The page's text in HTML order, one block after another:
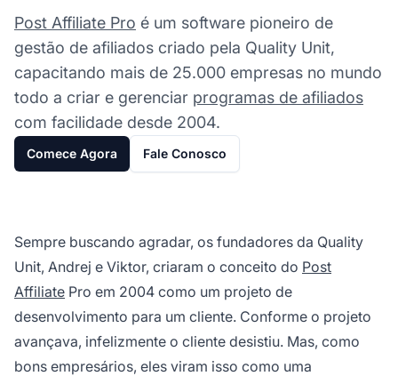
Post Affiliate Pro é um software pioneiro de
gestão de afiliados criado pela Quality Unit,
capacitando mais de 25.000 empresas no mundo
todo a criar e gerenciar programas de afiliados
com facilidade desde 2004.
Comece Agora Fale Conosco
Sempre buscando agradar, os fundadores da Quality
Unit, Andrej e Viktor, criaram o conceito do Post
Affiliate Pro em 2004 como um projeto de
desenvolvimento para um cliente. Conforme o projeto
avançava, infelizmente o cliente desistiu. Mas, como
bons empresários, eles viram isso como uma